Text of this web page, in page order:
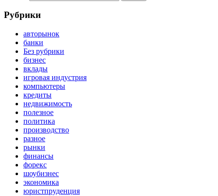
Рубрики
авторынок
банки
Без рубрики
бизнес
вклады
игровая индустрия
компьютеры
кредиты
недвижимость
полезное
политика
производство
разное
рынки
финансы
форекс
шоубизнес
экономика
юристпруденция